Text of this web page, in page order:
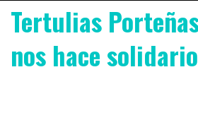
Tertulias
nos hace